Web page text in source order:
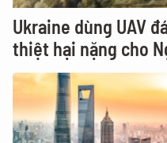
Ukraine dùng UAV
thiệt hại nặng cho